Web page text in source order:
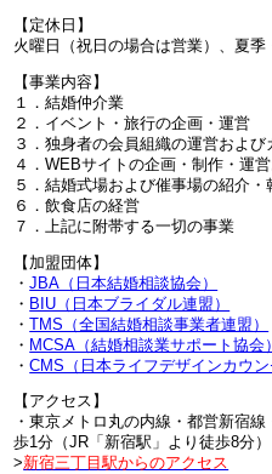
【定休日】
火曜日（祝日の場合は営業）、夏季
【事業内容】
１．結婚仲介業
２．イベント・旅行の企画・運営
３．独身者の会員組織の運営およ
４．WEBサイトの企画・制作・運
５．結婚式場および催事場の紹介・
６．飲食店の経営
７．上記に附帯する一切の事業
【加盟団体】
・JBA（日本結婚相談協会）
・ BIU（日本ブライダル連盟）
・TMS（全国結婚相談事業者連盟）
・ MCSA（結婚相談業サポート協会）
・CMS（日本ライフデザインカウン
【アクセス】
・東京メトロ丸の内線・都営新宿
歩1分（JR「新宿駅」より徒歩8分）
>新宿三丁目駅からのアクセス